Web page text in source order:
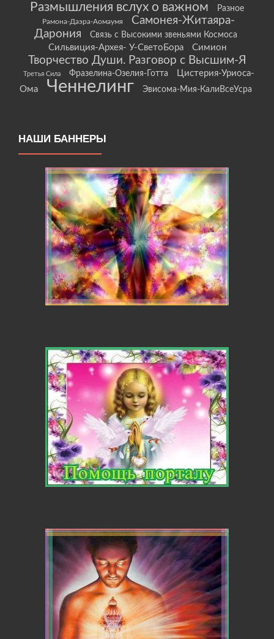
Размышления вслух о важном Разное
Рамона-Даэра-Аомаумя
Самонея-Житаяра-
Дарония
Связь с Высокими звеньями Космоса
Сильвиция-Архея- У-СветоБора Симион
Творчество Души. Разговор с Высшим-Я
Третья Сила Фразелина-Озелия-Готта
Цистерия-Уриоса-
Ома
Ченнелинг Эвисома-Мия-КалиВсеУсра
НАШИ БАННЕРЫ